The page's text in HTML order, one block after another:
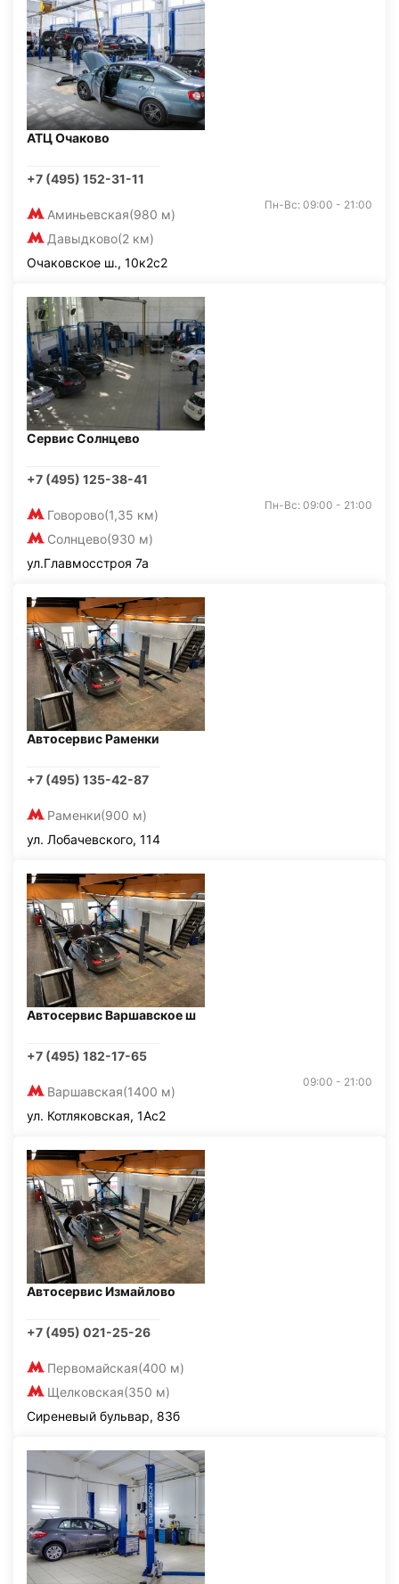
АТЦ Очаково
+7 (495) 152-31-11
Аминьевская(980 м)
Давыдково(2 км)
Пн-Вс: 09:00 - 21:00
Очаковское ш., 10к2с2
Сервис Солнцево
+7 (495) 125-38-41
Говорово(1,35 км)
Солнцево(930 м)
Пн-Вс: 09:00 - 21:00
ул.Главмосстроя 7а
Автосервис Раменки
+7 (495) 135-42-87
Раменки(900 м)
ул. Лобачевского, 114
Автосервис Варшавское ш
+7 (495) 182-17-65
Варшавская(1400 м)
09:00 - 21:00
ул. Котляковская, 1Ас2
Автосервис Измайлово
+7 (495) 021-25-26
Первомайская(400 м)
Щелковская(350 м)
Сиреневый бульвар, 83б